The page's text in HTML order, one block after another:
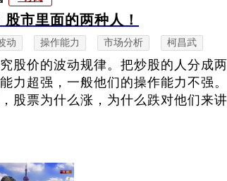
市里面的两种人！
动 操作能力 市场分析 柯昌武
股价的波动规律。把炒股的人分成
力超强，一般他们的操作能力不强
股票为什么涨，为什么跌对他们来